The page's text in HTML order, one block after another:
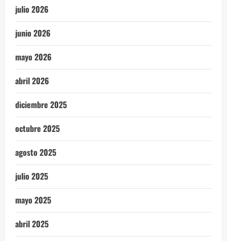
julio 2026
junio 2026
mayo 2026
abril 2026
diciembre 2025
octubre 2025
agosto 2025
julio 2025
mayo 2025
abril 2025